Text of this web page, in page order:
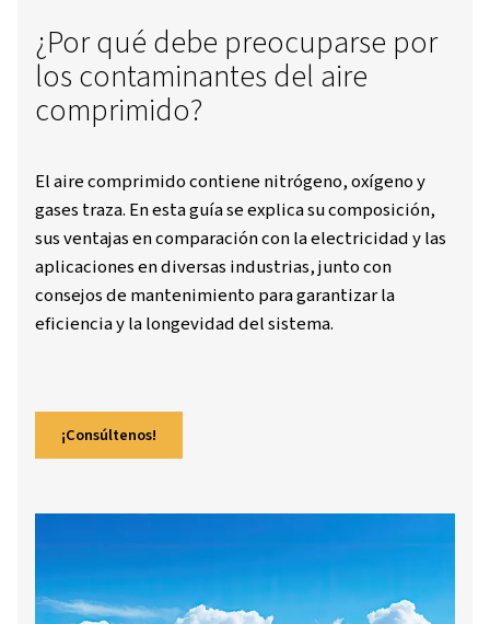
¿Por qué debe
los contaminantes del aire
comprimido?
El aire comprimido contiene nitrógeno,
sus ventajas en comparación con la
aplicaciones en diversas industrias, junto con
eficiencia y la longevidad del sistema.